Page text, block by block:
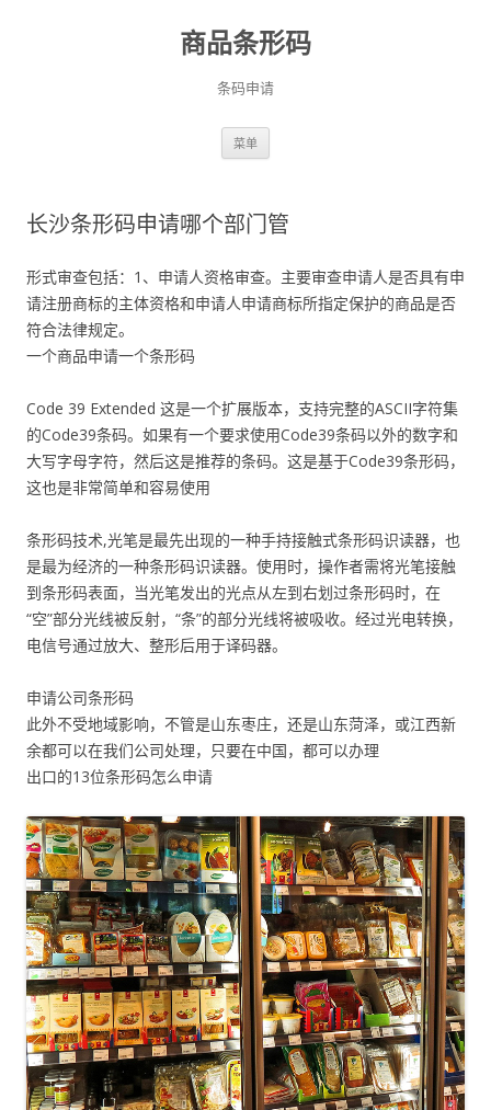
商品条形码
条码申请
菜单
长沙条形码申请哪个部门管
形式审查包括：1、申请人资格审查。主要审查申请人是否具有申
请注册商标的主体资格和申请人申请商标所指定保护的商品是否
符合法律规定。
一个商品申请一个条形码
Code 39 Extended 这是一个扩展版本，支持完整的ASCII字符集
的Code39条码。如果有一个要求使用Code39条码以外的数字和
大写字母字符，然后这是推荐的条码。这是基于Code39条形码，
这也是非常简单和容易使用
条形码技术,光笔是最先出现的一种手持接触式条形码识读器，也
是最为经济的一种条形码识读器。使用时，操作者需将光笔接触
到条形码表面，当光笔发出的光点从左到右划过条形码时，在
“空”部分光线被反射，“条”的部分光线将被吸收。经过光电转换，
电信号通过放大、整形后用于译码器。
申请公司条形码
此外不受地域影响，不管是山东枣庄，还是山东菏泽，或江西新
余都可以在我们公司处理，只要在中国，都可以办理
出口的13位条形码怎么申请